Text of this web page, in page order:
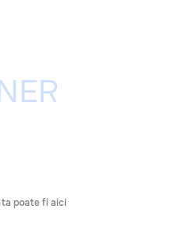
poate fi aici